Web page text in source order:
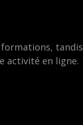
formations, tandis
activité en ligne.